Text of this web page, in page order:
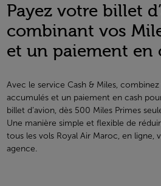
Payez votre billet
combinant vos
et un paiement en
Avec le service Cash & Miles,
accumulés et un paiement en cash
billet d’avion, dès 500 Miles Primes
Une manière simple et flexible de
tous les vols Royal Air Maroc, en ligne,
agence.